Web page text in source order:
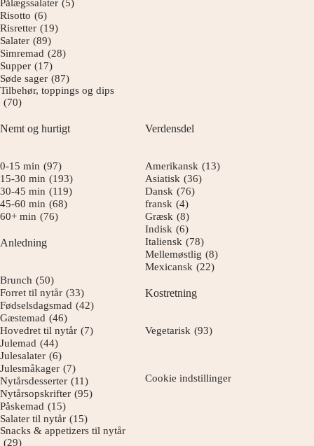
Pålægssalater (5)
Risotto (6)
Risretter (19)
Salater (89)
Simremad (28)
Supper (17)
Søde sager (87)
Tilbehør, toppings og dips
(70)
Nemt og hurtigt
0-15 min (97)
15-30 min (193)
30-45 min (119)
45-60 min (68)
60+ min (76)
Anledning
Brunch (50)
Forret til nytår (33)
Fødselsdagsmad (42)
Gæstemad (46)
Hovedret til nytår (7)
Julemad (44)
Julesalater (6)
Julesmåkager (7)
Nytårsdesserter (11)
Nytårsopskrifter (95)
Påskemad (15)
Salater til nytår (15)
Snacks & appetizers til nytår
(29)
Verdensdel
Amerikansk (13)
Asiatisk (36)
Dansk (76)
fransk (4)
Græsk (8)
Indisk (6)
Italiensk (78)
Mellemøstlig (8)
Mexicansk (22)
Kostretning
Vegetarisk (93)
Cookie indstillinger